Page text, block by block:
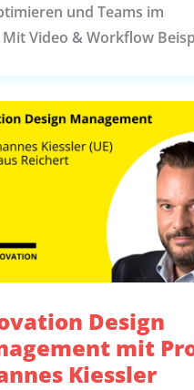
und Teams im
Video & Workflow
Design
mit
Kiessler